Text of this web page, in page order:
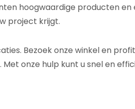
hoogwaardige producten
project krijgt.
Bezoek onze winkel en
onze hulp kunt u snel en